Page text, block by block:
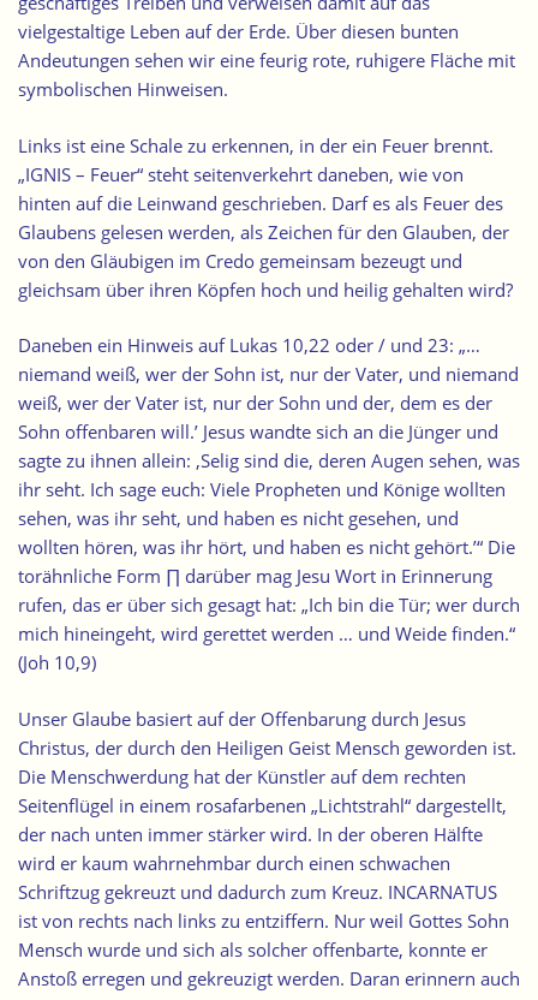
vielgestaltige Leben auf der Erde. Über diesen bunten
Andeutungen sehen wir eine feurig rote, ruhigere Fläche mit
symbolischen Hinweisen.
Links ist eine Schale zu erkennen, in der ein Feuer brennt.
„IGNIS – Feuer“ steht seitenverkehrt daneben, wie von
hinten auf die Leinwand geschrieben. Darf es als Feuer des
Glaubens gelesen werden, als Zeichen für den Glauben, der
von den Gläubigen im Credo gemeinsam bezeugt und
gleichsam über ihren Köpfen hoch und heilig gehalten wird?
Daneben ein Hinweis auf Lukas 10,22 oder / und 23: „…
niemand weiß, wer der Sohn ist, nur der Vater, und niemand
weiß, wer der Vater ist, nur der Sohn und der, dem es der
Sohn offenbaren will.’ Jesus wandte sich an die Jünger und
sagte zu ihnen allein: ‚Selig sind die, deren Augen sehen, was
ihr seht. Ich sage euch: Viele Propheten und Könige wollten
sehen, was ihr seht, und haben es nicht gesehen, und
wollten hören, was ihr hört, und haben es nicht gehört.’“ Die
torähnliche Form ∏ darüber mag Jesu Wort in Erinnerung
rufen, das er über sich gesagt hat: „Ich bin die Tür; wer durch
mich hineingeht, wird gerettet werden … und Weide finden.“
(Joh 10,9)
Unser Glaube basiert auf der Offenbarung durch Jesus
Christus, der durch den Heiligen Geist Mensch geworden ist.
Die Menschwerdung hat der Künstler auf dem rechten
Seitenflügel in einem rosafarbenen „Lichtstrahl“ dargestellt,
der nach unten immer stärker wird. In der oberen Hälfte
wird er kaum wahrnehmbar durch einen schwachen
Schriftzug gekreuzt und dadurch zum Kreuz. INCARNATUS
ist von rechts nach links zu entziffern. Nur weil Gottes Sohn
Mensch wurde und sich als solcher offenbarte, konnte er
Anstoß erregen und gekreuzigt werden. Daran erinnern auch